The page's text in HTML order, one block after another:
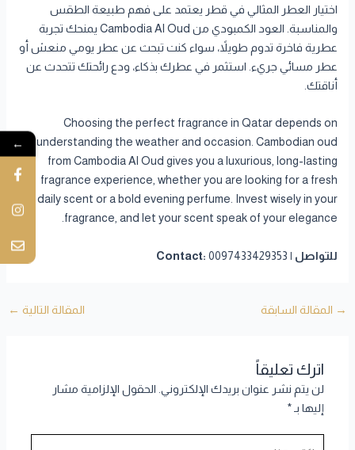
اختيار العطر المثالي في قطر يعتمد على فهم طبيعة الطقس
والمناسبة. العود الكمبودي من Cambodia Al Oud يمنحك تجربة
عطرية فاخرة تدوم طويلاً، سواء كنت تبحث عن عطر يومي منعش أو
عطر مسائي جريء. استثمر في عطرك بذكاء، ودع رائحتك تتحدث عن
أناقتك.
Choosing the perfect fragrance in Qatar depends on
understanding the weather and occasion. Cambodian oud
from Cambodia Al Oud gives you a luxurious, long-lasting
fragrance experience, whether you are looking for a fresh
daily scent or a bold evening perfume. Invest wisely in your
fragrance, and let your scent speak of your elegance.
للتواصل | Contact: 0097433429353
→ المقالة السابقة المقالة التالية ←
اترك تعليقاً
لن يتم نشر عنوان بريدك الإلكتروني. الحقول الإلزامية مشار
إليها بـ*
←